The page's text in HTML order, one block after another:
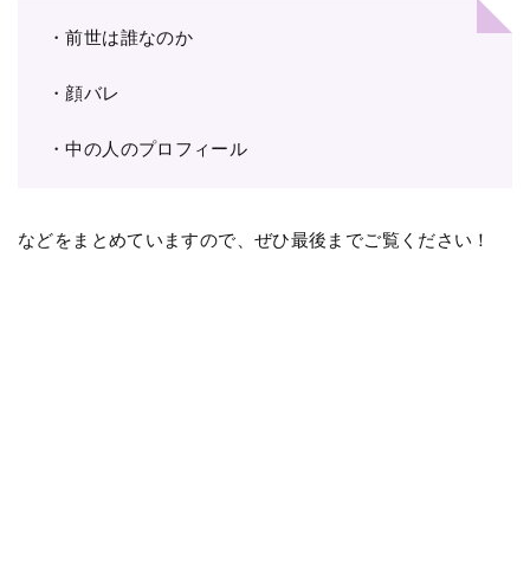
・前世は誰なのか
・顔バレ
・中の人のプロフィール
などをまとめていますので、ぜひ最後までご覧ください！